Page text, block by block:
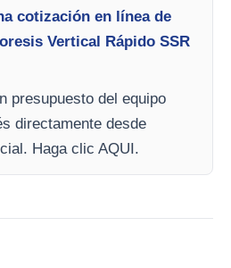
cotización en línea de
Vertical Rápido SSR
presupuesto del equipo
directamente desde
Haga clic AQUI.